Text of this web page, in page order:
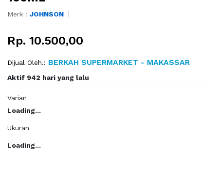
Merk : JOHNSON
Rp. 10.500,00
Dijual Oleh.: BERKAH SUPERMARKET - MAKASSAR
Aktif 942 hari yang lalu
Varian
Loading...
Ukuran
Loading...